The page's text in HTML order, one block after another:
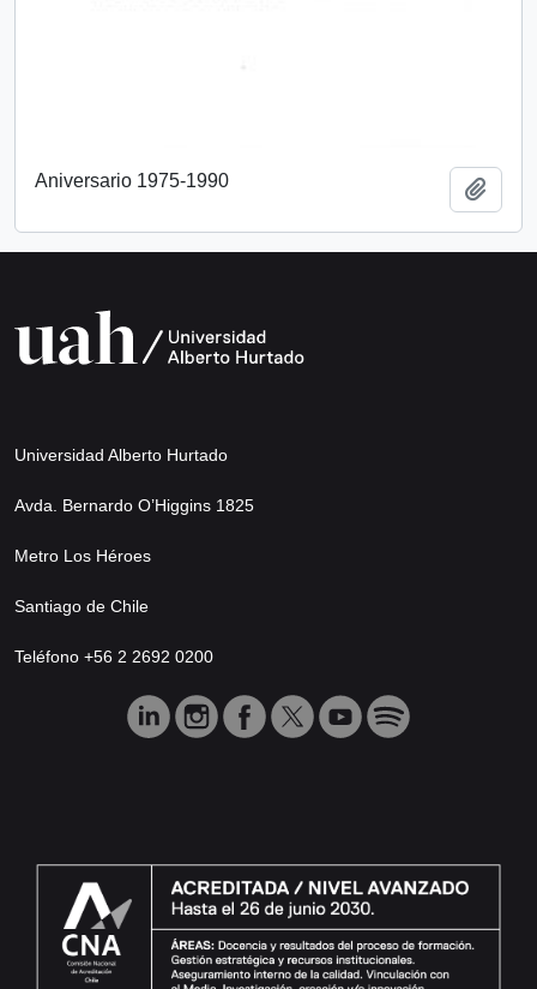
Aniversario 1975-1990
Universidad Alberto Hurtado
Avda. Bernardo O’Higgins 1825
Metro Los Héroes
Santiago de Chile
Teléfono +56 2 2692 0200